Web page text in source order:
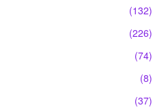
(132)
(226)
(74)
(8)
(37)